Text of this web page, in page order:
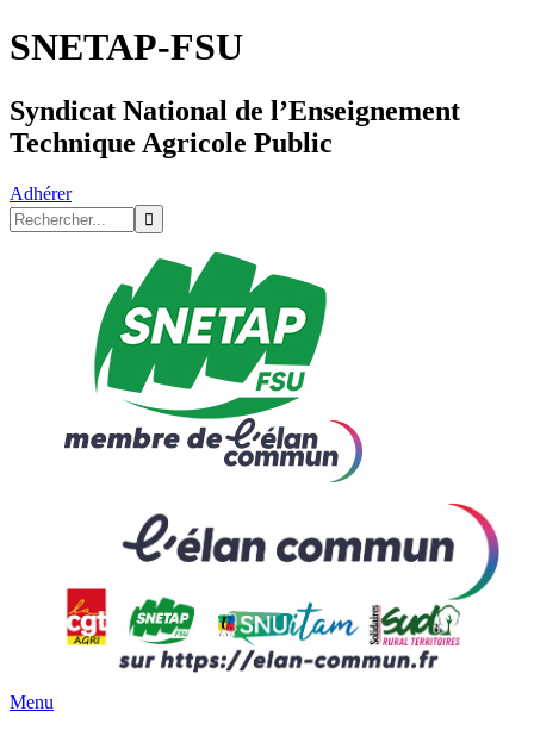
SNETAP-FSU
Syndicat National de l’Enseignement
Technique Agricole Public
Adhérer
Menu